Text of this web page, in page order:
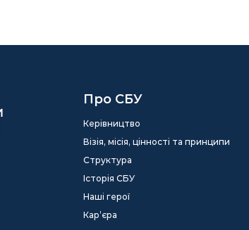
Про СБУ
Керівництво
Візія, місія, цінності та принципи
Структура
Історія СБУ
Наші герої
Кар’єра